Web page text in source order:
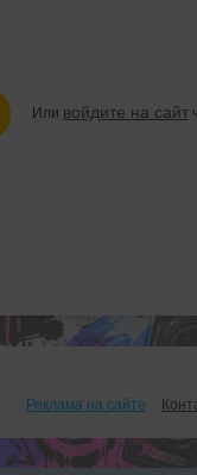
Или войдите на сайт
Реклама на сайте